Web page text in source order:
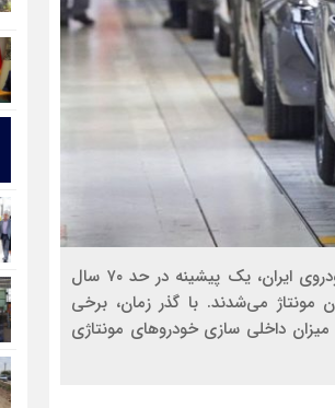
اجرای برجام به همکاری خودروسازان ایرانی با دنیا منجر می‌شود؟ صنعت خودروی ایران، یک پیشینه در حد ۷۰ سال
مونتاژ می‌شدند. با گذر زمان، برخی
داخلی سازی خودروهای مونتاژی